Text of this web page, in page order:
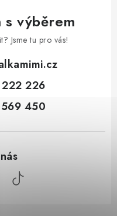
s výběrem
Jsme tu pro vás!
226
450